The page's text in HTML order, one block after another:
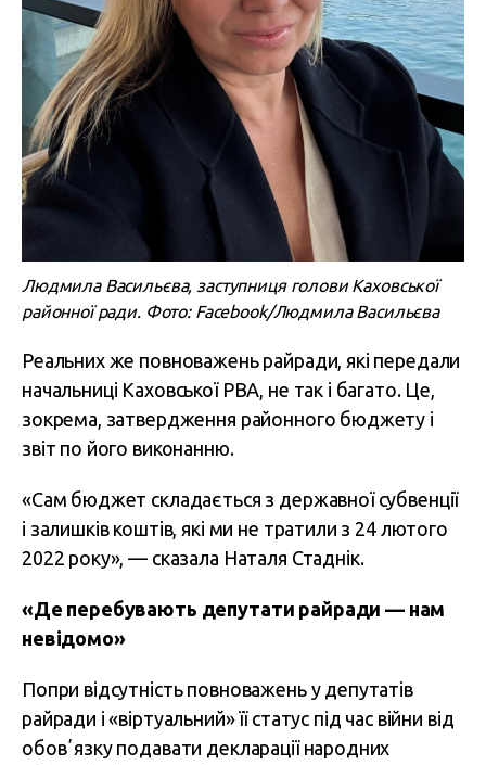
Людмила Васильєва, заступниця голови Каховської
районної ради. Фото: Facebook/Людмила Васильєва
Реальних же повноважень райради, які передали
начальниці Каховської РВА, не так і багато. Це,
зокрема, затвердження районного бюджету і
звіт по його виконанню.
«Сам бюджет складається з державної субвенції
і залишків коштів, які ми не тратили з 24 лютого
2022 року», — сказала Наталя Стаднік.
«Де перебувають депутати райради — нам
невідомо»
Попри відсутність повноважень у депутатів
райради і «віртуальний» її статус під час війни від
обовʼязку подавати декларації народних